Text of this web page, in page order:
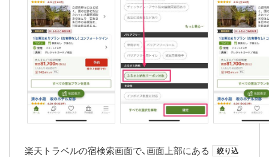
楽天トラベルの宿検索画面で、画面上部にある 絞り込